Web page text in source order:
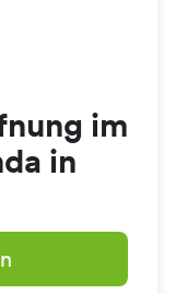
im
in